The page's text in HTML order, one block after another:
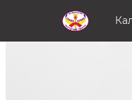
Перейти к